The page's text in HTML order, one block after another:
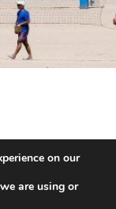
on our
are using or